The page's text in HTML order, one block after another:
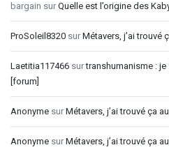
bargain sur Quelle est l’origine des
ProSoleil8320 sur Métavers, j’ai trouvé
Laetitia117466 surtranshumanisme : je
[forum]
Anonyme sur Métavers, j’ai trouvé ça
Anonyme sur Métavers, j’ai trouvé ça